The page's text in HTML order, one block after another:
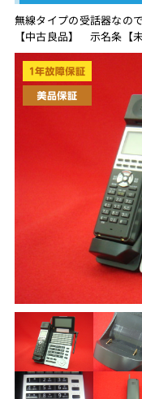
無線タイプの受話器なの
【中古良品】 示名条【未